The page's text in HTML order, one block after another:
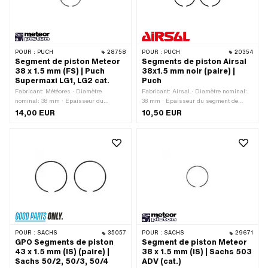
POUR : PUCH 28758
Segment de piston Meteor
38 x 1.5 mm (FS) | Puch
Supermaxi LG1, LG2 cat.
Fabricant: Météores · Diamètre
nominal: 38 mm · Epaisseur du
segment de piston: 1.6 mm · Moule à
segments de piston: Anneau
14,00 EUR
POUR : PUCH 20354
Segments de piston Airsal
38x1.5 mm noir (paire) |
Puch
Fabricant: Airsal · Diamètre nominal:
38 mm · Epaisseur du segment de
piston: 1.5 mm · Moule à segments de
piston: Anneau rectangulaire · Joint de
10,50 EUR
POUR : SACHS 35057
GPO Segments de piston
43 x 1.5 mm (IS) (paire) |
Sachs 50/2, 50/3, 50/4
POUR : SACHS 29671
Segment de piston Meteor
38 x 1.5 mm (IS) | Sachs 503
ADV (cat.)